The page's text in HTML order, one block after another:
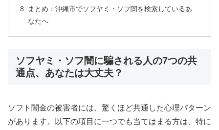
まとめ：沖縄市でソフヤミ・ソフ闇を検索しているあ
なたへ
ソフヤミ・ソフ闇に騙される人の7つの共
通点、あなたは大丈夫？
ソフト闇金の被害者には、驚くほど共通した心理パターン
があります。以下の項目に一つでも当てはまる方は、特に